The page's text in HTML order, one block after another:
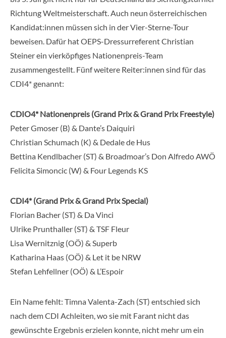
Richtung Weltmeisterschaft. Auch neun österreichischen
Kandidat:innen müssen sich in der Vier-Sterne-Tour
beweisen. Dafür hat OEPS-Dressurreferent Christian
Steiner ein vierköpfiges Nationenpreis-Team
zusammengestellt. Fünf weitere Reiter:innen sind für das
CDI4* genannt:
CDIO4* Nationenpreis (Grand Prix & Grand Prix Freestyle)
Peter Gmoser (B) & Dante’s Daiquiri
Christian Schumach (K) & Dedale de Hus
Bettina Kendlbacher (ST) & Broadmoar’s Don Alfredo AWÖ
Felicita Simoncic (W) & Four Legends KS
CDI4* (Grand Prix & Grand Prix Special)
Florian Bacher (ST) & Da Vinci
Ulrike Prunthaller (ST) & TSF Fleur
Lisa Wernitznig (OÖ) & Superb
Katharina Haas (OÖ) & Let it be NRW
Stefan Lehfellner (OÖ) & L’Espoir
Ein Name fehlt: Timna Valenta-Zach (ST) entschied sich
nach dem CDI Achleiten, wo sie mit Farant nicht das
gewünschte Ergebnis erzielen konnte, nicht mehr um ein